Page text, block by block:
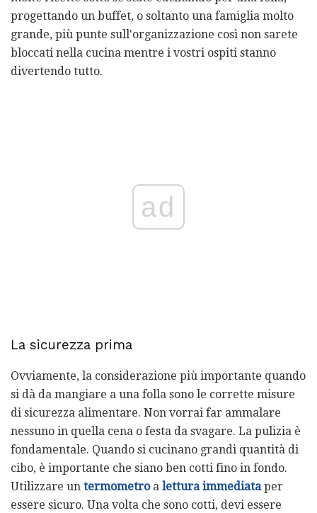
progettando un buffet, o soltanto una famiglia molto
grande, più punte sull'organizzazione così non sarete
bloccati nella cucina mentre i vostri ospiti stanno
divertendo tutto.
ad
La sicurezza prima
Ovviamente, la considerazione più importante quando
si dà da mangiare a una folla sono le corrette misure
di sicurezza alimentare. Non vorrai far ammalare
nessuno in quella cena o festa da svagare. La pulizia è
fondamentale. Quando si cucinano grandi quantità di
cibo, è importante che siano ben cotti fino in fondo.
Utilizzare un termometroa lettura immediataper
essere sicuro. Una volta che sono cotti, devi essere